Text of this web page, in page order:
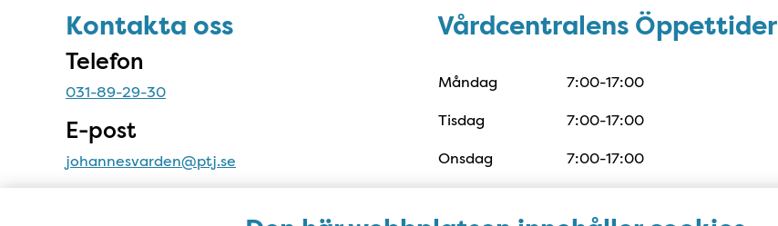
Kontakta oss
Kontakta oss
Telefon
031-89-29-30
E-post
johannesvarden@ptj.se
Öppettider
Vårdcentralens Öppettider
Måndag
7:00-17:00
Tisdag
7:00-17:00
Onsdag
7:00-17:00